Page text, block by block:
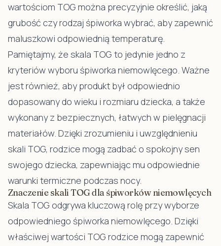
wartościom TOG można precyzyjnie określić, jaką
grubość czy rodzaj śpiworka wybrać, aby zapewnić
maluszkowi odpowiednią temperaturę.
Pamiętajmy, że skala TOG to jedynie jedno z
kryteriów wyboru śpiworka niemowlęcego. Ważne
jest również, aby produkt był odpowiednio
dopasowany do wieku i rozmiaru dziecka, a także
wykonany z bezpiecznych, łatwych w pielęgnacji
materiałów. Dzięki zrozumieniu i uwzględnieniu
skali TOG, rodzice mogą zadbać o spokojny sen
swojego dziecka, zapewniając mu odpowiednie
warunki termiczne podczas nocy.
Znaczenie skali TOG dla śpiworków niemowlęcych
Skala TOG odgrywa kluczową rolę przy wyborze
odpowiedniego śpiworka niemowlęcego. Dzięki
właściwej wartości TOG rodzice mogą zapewnić